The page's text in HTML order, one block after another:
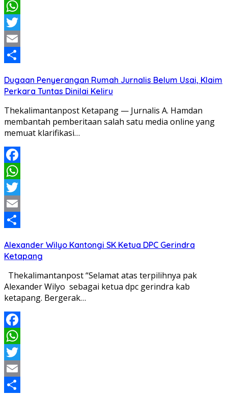
Facebook
WhatsApp
Twitter
Email
Dugaan Penyerangan Rumah Jurnalis Belum Usai, Klaim
Perkara Tuntas Dinilai Keliru
Thekalimantanpost Ketapang — Jurnalis A. Hamdan
membantah pemberitaan salah satu media online yang
memuat klarifikasi…
Facebook
WhatsApp
Twitter
Email
Alexander Wilyo Kantongi SK Ketua DPC Gerindra
Ketapang
Thekalimantanpost “Selamat atas terpilihnya pak
Alexander Wilyo sebagai ketua dpc gerindra kab
ketapang. Bergerak…
Facebook
WhatsApp
Twitter
Email